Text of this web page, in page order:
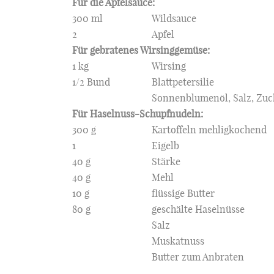
Für die Apfelsauce:
300 ml
Wildsauce
2
Apfel
Für gebratenes Wirsinggemüse:
1 kg
Wirsing
1/2 Bund
Blattpetersilie
Sonnenblumenöl, Salz,
Für Haselnuss-Schupfnudeln:
300 g
Kartoffeln mehligkochend
1
Eigelb
40 g
Stärke
40 g
Mehl
10 g
flüssige Butter
80 g
geschälte Haselnüsse
Salz
Muskatnuss
Butter zum Anbraten